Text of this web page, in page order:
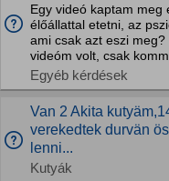
Egy videó kaptam meg
élőállattal etetni, az
ami csak azt eszi
videóm volt, csak
Egyéb kérdések
Van 2 Akita
verekedtek durvän
lenni...
Kutyák